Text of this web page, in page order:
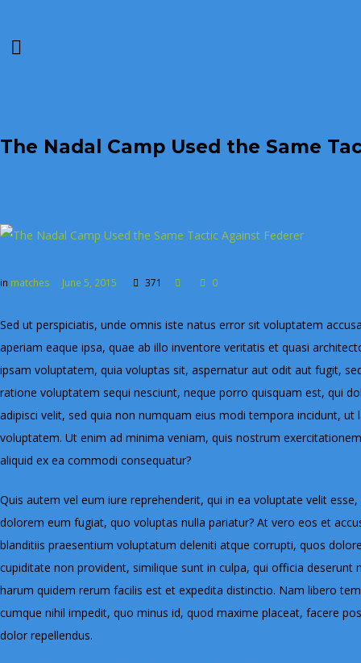
The Nadal Camp Used the Same
in matches June 5, 2015 371 0
Sed ut perspiciatis, unde omnis iste natus error sit voluptatem
aperiam eaque ipsa, quae ab illo inventore veritatis et quasi
ipsam voluptatem, quia voluptas sit, aspernatur aut odit aut fugit,
ratione voluptatem sequi nesciunt, neque porro quisquam est, qui
adipisci velit, sed quia non numquam eius modi tempora incidunt,
voluptatem. Ut enim ad minima veniam, quis nostrum
aliquid ex ea commodi consequatur?
Quis autem vel eum iure reprehenderit, qui in ea voluptate velit
dolorem eum fugiat, quo voluptas nulla pariatur? At vero eos et
blanditiis praesentium voluptatum deleniti atque corrupti, quos
cupiditate non provident, similique sunt in culpa, qui officia
harum quidem rerum facilis est et expedita distinctio. Nam libero
cumque nihil impedit, quo minus id, quod maxime placeat, facere
dolor repellendus.